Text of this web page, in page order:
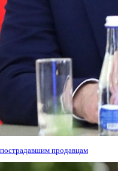
продавцам